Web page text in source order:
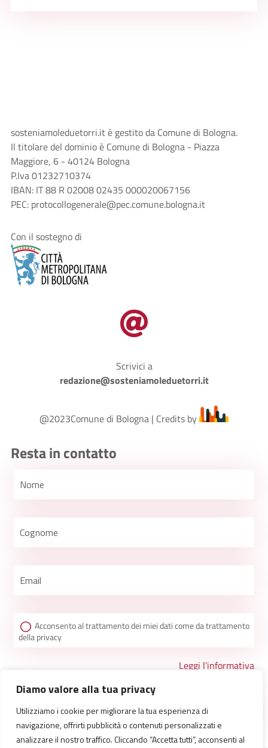
Diamo valore alla tua privacy
Utilizziamo i cookie per migliorare la tua esperienza di
navigazione, offrirti pubblicità o contenuti personalizzati e
analizzare il nostro traffico. Cliccando “Accetta tutti”, acconsenti al
sosteniamoleduetorri.it è gestito da Comune di Bologna.
Il titolare del dominio è Comune di Bologna - Piazza
Maggiore, 6 - 40124 Bologna
P.Iva 01232710374
IBAN: IT 88 R 02008 02435 000020067156
PEC: protocollogenerale@pec.comune.bologna.it
Con il sostegno di

Scrivici a
redazione@sosteniamoleduetorri.it
@2023Comune di Bologna | Credits by
Resta in contatto
Acconsento al trattamento dei miei dati come da trattamento
della privacy
Leggi l'informativa